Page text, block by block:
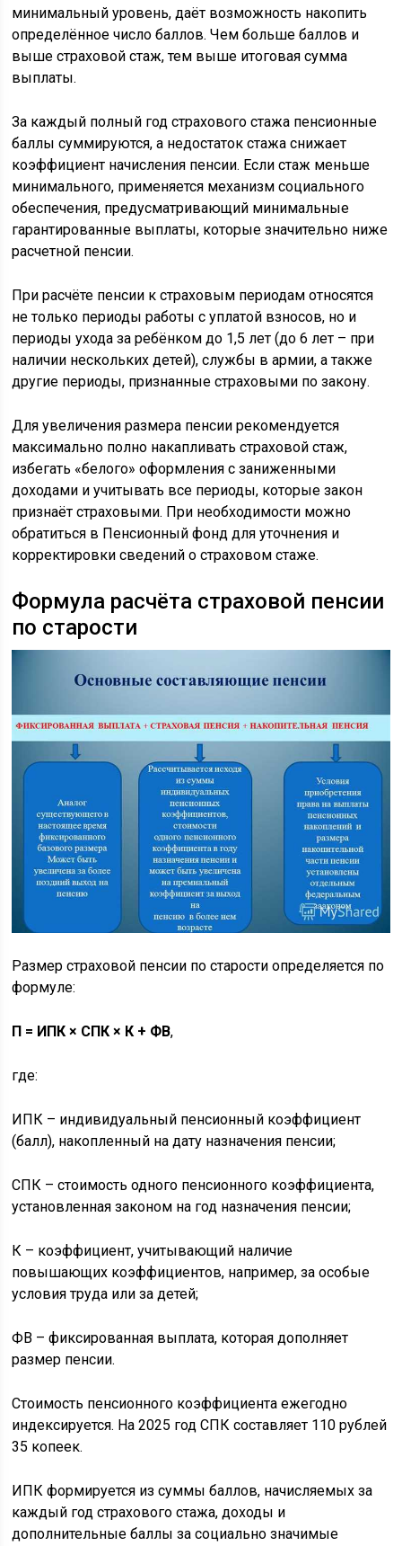
минимальный уровень, даёт возможность накопить
определённое число баллов. Чем больше баллов и
выше страховой стаж, тем выше итоговая сумма
выплаты.
За каждый полный год страхового стажа пенсионные
баллы суммируются, а недостаток стажа снижает
коэффициент начисления пенсии. Если стаж меньше
минимального, применяется механизм социального
обеспечения, предусматривающий минимальные
гарантированные выплаты, которые значительно ниже
расчетной пенсии.
При расчёте пенсии к страховым периодам относятся
не только периоды работы с уплатой взносов, но и
периоды ухода за ребёнком до 1,5 лет (до 6 лет – при
наличии нескольких детей), службы в армии, а также
другие периоды, признанные страховыми по закону.
Для увеличения размера пенсии рекомендуется
максимально полно накапливать страховой стаж,
избегать «белого» оформления с заниженными
доходами и учитывать все периоды, которые закон
признаёт страховыми. При необходимости можно
обратиться в Пенсионный фонд для уточнения и
корректировки сведений о страховом стаже.
Формула расчёта страховой пенсии
по старости
Размер страховой пенсии по старости определяется по
формуле:
П = ИПК × СПК × К + ФВ,
где:
ИПК – индивидуальный пенсионный коэффициент
(балл), накопленный на дату назначения пенсии;
СПК – стоимость одного пенсионного коэффициента,
установленная законом на год назначения пенсии;
К – коэффициент, учитывающий наличие
повышающих коэффициентов, например, за особые
условия труда или за детей;
ФВ – фиксированная выплата, которая дополняет
размер пенсии.
Стоимость пенсионного коэффициента ежегодно
индексируется. На 2025 год СПК составляет 110 рублей
35 копеек.
ИПК формируется из суммы баллов, начисляемых за
каждый год страхового стажа, доходы и
дополнительные баллы за социально значимые